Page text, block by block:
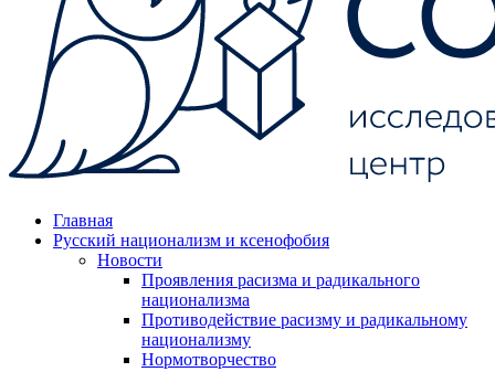
Главная
Русский национализм и ксенофобия
Новости
Проявления расизма и радикального
национализма
Противодействие расизму и радикальному
национализму
Нормотворчество